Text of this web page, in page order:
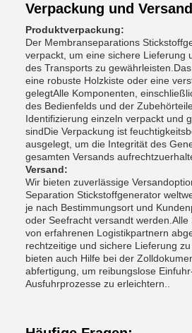
Verpackung und
Produktverpackung:
Der Membranseparations
verpackt, um eine sichere Lieferung
des Transports zu
eine robuste Holzkiste oder eine
gelegtAlle Komponenten,
des Bedienfelds und der
Identifizierung einzeln verpackt und
sindDie Verpackung ist
ausgelegt, um die Integrität des
gesamten Versands
Versand:
Wir bieten zuverlässige
Separation Stickstoffgenerator
je nach Bestimmungsort und
oder Seefracht versandt werden.Alle
von erfahrenen Logistikpartnern
rechtzeitige und sichere Lieferung
bieten auch Hilfe bei der
abfertigung, um reibungslose
Ausfuhrprozesse zu erleichtern..